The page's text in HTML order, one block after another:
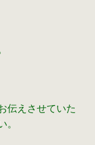
伝えさせていた